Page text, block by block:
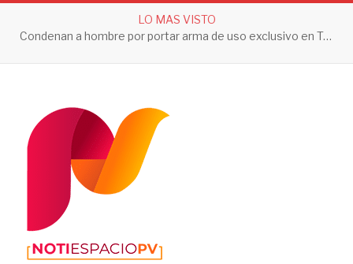
LO MAS VISTO
Condenan a hombre por portar arma de uso exclusivo en Tepic